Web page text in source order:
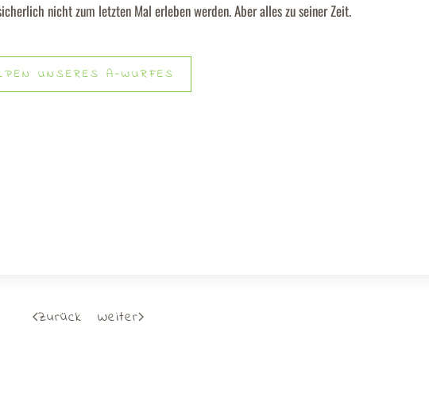
nicht zum letzten Mal erleben werden. Aber alles zu seiner Zeit.
UNSERES A-WURFES
Zurück Weiter